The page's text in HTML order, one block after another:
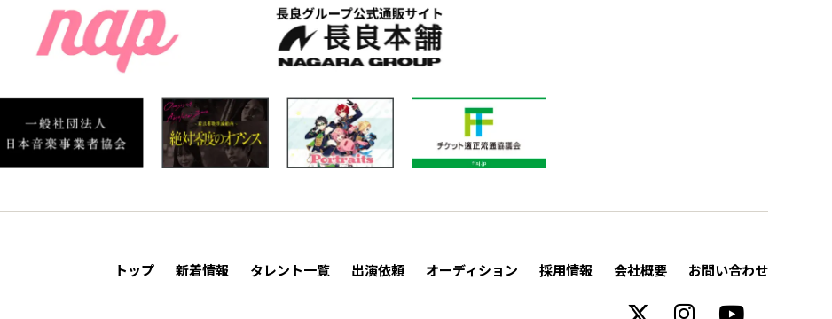
トップ 新着情報 タレント一覧 出演依頼 オーディション 採用情報 会社概要 お問い合わせ